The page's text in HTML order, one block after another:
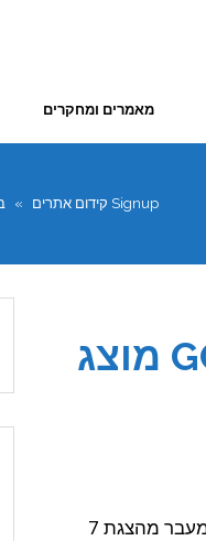
מאמרים ומחקרים
Signup קידום אתרים »
מחקר: בלוק המפות של GOOGLE MAPS מוצג
כאשר גוגל ביצעה מעבר מהצגת 7